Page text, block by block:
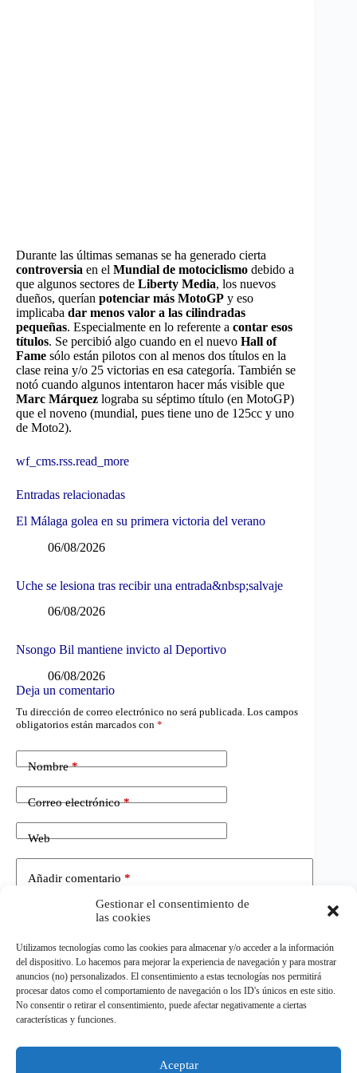
Gestionar el consentimiento de
las cookies
Utilizamos tecnologías como las cookies para almacenar y/o acceder a la información
del dispositivo. Lo hacemos para mejorar la experiencia de navegación y para mostrar
anuncios (no) personalizados. El consentimiento a estas tecnologías nos permitirá
procesar datos como el comportamiento de navegación o los ID's únicos en este sitio.
No consentir o retirar el consentimiento, puede afectar negativamente a ciertas
características y funciones.
Aceptar
Durante las últimas semanas se ha generado cierta
controversia en el Mundial de motociclismo debido a
que algunos sectores de Liberty Media, los nuevos
dueños, querían potenciar más MotoGP y eso
implicaba dar menos valor a las cilindradas
pequeñas. Especialmente en lo referente a contar esos
títulos. Se percibió algo cuando en el nuevo Hall of
Fame sólo están pilotos con al menos dos títulos en la
clase reina y/o 25 victorias en esa categoría. También se
notó cuando algunos intentaron hacer más visible que
Marc Márquez lograba su séptimo título (en MotoGP)
que el noveno (mundial, pues tiene uno de 125cc y uno
de Moto2).
wf_cms.rss.read_more
Entradas relacionadas
El Málaga golea en su primera victoria del verano
06/08/2026
Uche se lesiona tras recibir una entrada&nbsp;salvaje
06/08/2026
Nsongo Bil mantiene invicto al Deportivo
06/08/2026
Deja un comentario
Tu dirección de correo electrónico no será publicada. Los campos
obligatorios están marcados con *
Nombre*
Correo electrónico*
Web
Añadir comentario *
Publicar el comentario